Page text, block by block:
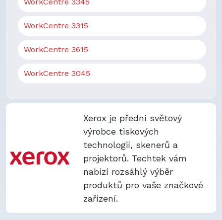
WorkCentre 3315
WorkCentre 3615
WorkCentre 3045
Xerox je přední světový
výrobce tiskových
technologií, skenerů a
projektorů. Techtek vám
nabízí rozsáhlý výběr
produktů pro vaše značkové
zařízení.